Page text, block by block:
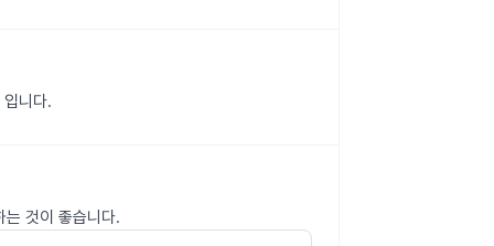
니다.
는 것이 좋습니다.